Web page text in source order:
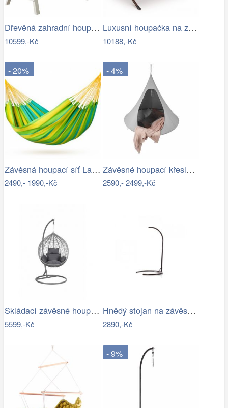
Dřevěná zahradní houpačka Lucas pro 4…
10599,-Kč
Luxusní houpačka na zahradu - VGD
10188,-Kč
- 20%
Závěsná houpací síť La Siesta SONRISA -…
2490,-1990,-Kč
- 4%
Závěsné houpací křeslo, světle šedá,…
2590,-2499,-Kč
Skládací závěsné houpací křeslo…
5599,-Kč
Hnědý stojan na závěsné houpací křeslo…
2890,-Kč
- 9%